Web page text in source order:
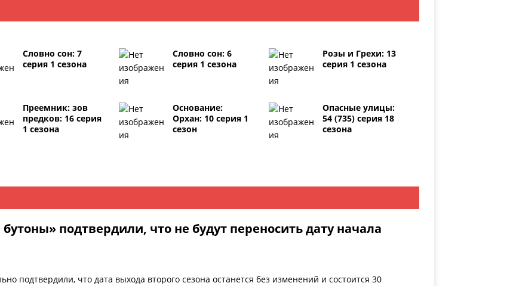
Словно сон: 7
серия 1 сезона
Словно сон: 6
серия 1 сезона
Розы и Грехи: 13
серия 1 сезона
Преемник: зов
предков: 16 серия
1 сезона
Основание:
Орхан: 10 серия 1
сезон
Опасные улицы:
54 (735) серия 18
сезона
подтвердили, что не будут переносить дату начала
подтвердили, что дата выхода второго сезона останется без изменений и состоится 30